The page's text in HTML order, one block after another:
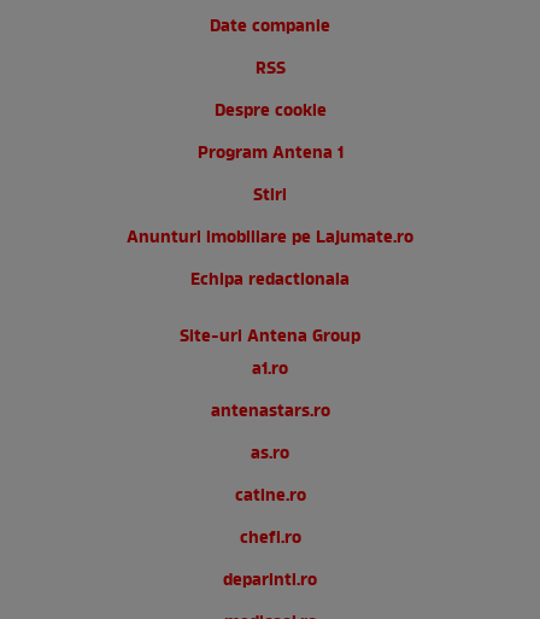
Date companie
RSS
Despre cookie
Program Antena 1
Stiri
Anunturi imobiliare pe Lajumate.ro
Echipa redactionala
Site-uri Antena Group
a1.ro
antenastars.ro
as.ro
catine.ro
chefi.ro
deparinti.ro